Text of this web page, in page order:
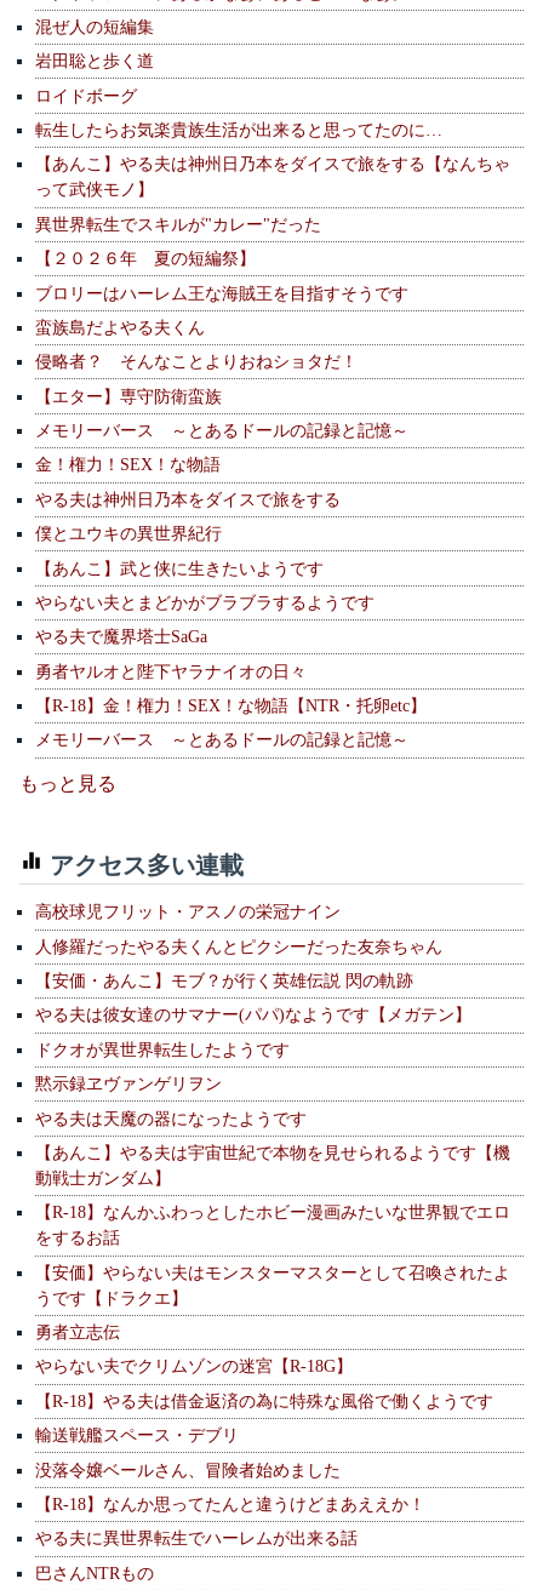
混ぜ人の短編集
岩田聡と歩く道
ロイドボーグ
転生したらお気楽貴族生活が出来ると思ってたのに…
【あんこ】やる夫は神州日乃本をダイスで旅をする【なんちゃ
って武侠モノ】
異世界転生でスキルが"カレー"だった
【２０２６年 夏の短編祭】
ブロリーはハーレム王な海賊王を目指すそうです
蛮族島だよやる夫くん
侵略者？ そんなことよりおねショタだ！
【エター】専守防衛蛮族
メモリーバース ～とあるドールの記録と記憶～
金！権力！SEX！な物語
やる夫は神州日乃本をダイスで旅をする
僕とユウキの異世界紀行
【あんこ】武と侠に生きたいようです
やらない夫とまどかがブラブラするようです
やる夫で魔界塔士SaGa
勇者ヤルオと陛下ヤラナイオの日々
【R-18】金！権力！SEX！な物語【NTR・托卵etc】
メモリーバース ～とあるドールの記録と記憶～
もっと見る
アクセス多い連載
高校球児フリット・アスノの栄冠ナイン
人修羅だったやる夫くんとピクシーだった友奈ちゃん
【安価・あんこ】モブ？が行く英雄伝説 閃の軌跡
やる夫は彼女達のサマナー(パパ)なようです【メガテン】
ドクオが異世界転生したようです
黙示録ヱヴァンゲリヲン
やる夫は天魔の器になったようです
【あんこ】やる夫は宇宙世紀で本物を見せられるようです【機
動戦士ガンダム】
【R-18】なんかふわっとしたホビー漫画みたいな世界観でエロ
をするお話
【安価】やらない夫はモンスターマスターとして召喚されたよ
うです【ドラクエ】
勇者立志伝
やらない夫でクリムゾンの迷宮【R-18G】
【R-18】やる夫は借金返済の為に特殊な風俗で働くようです
輸送戦艦スペース・デブリ
没落令嬢ベールさん、冒険者始めました
【R-18】なんか思ってたんと違うけどまあええか！
やる夫に異世界転生でハーレムが出来る話
巴さんNTRもの